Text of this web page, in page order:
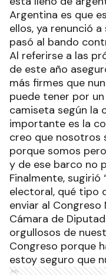
Argentina es que
ellos, ya renunció
pasó al bando
Al referirse a las
de este año
más firmes que
puede tener por
camiseta según la
importante es la
creo que nosotros
porque somos
y de ese barco no
Finalmente, sugirió
electoral, qué tipo
enviar al Congreso
Cámara de
orgullosos de
Congreso porque
estoy seguro que
Ads